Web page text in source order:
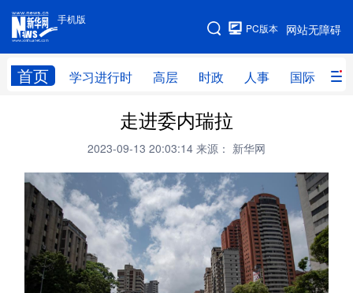
手机版
网站无障碍
PC版本
首页 学习进行时 高层 时政 人事 国际 财
手机版
网站地图
高层 时政
财经 网评
台湾 思客智库 全球连线 教育
科技 科创 量子 体育
文化 书画 健康 军事
访谈 视频 图片 政务
走进委内瑞拉
2023-09-13 20:03:14 来源： 新华网